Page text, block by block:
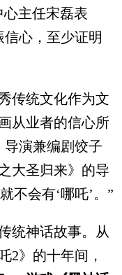
主任宋磊表
心，至少证明
统文化作为文
从业者的信心所
导演兼编剧饺子
大圣归来》的导
不会有‘哪吒’。”
神话故事。从
2》的十年间，